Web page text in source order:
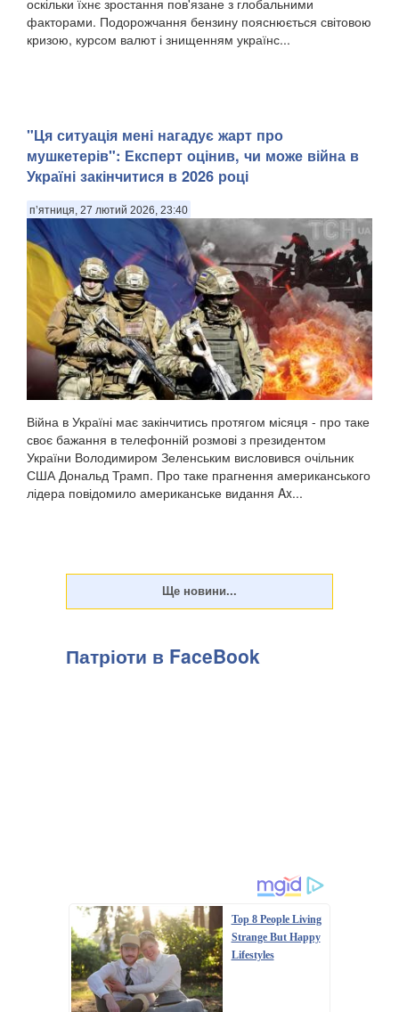
оскільки їхнє зростання пов'язане з глобальними
факторами. Подорожчання бензину пояснюється світовою
кризою, курсом валют і знищенням українс...
"Ця ситуація мені нагадує жарт про
мушкетерів": Експерт оцінив, чи може війна в
Україні закінчитися в 2026 році
п’ятниця, 27 лютий 2026, 23:40
Війна в Україні має закінчитись протягом місяця - про таке
своє бажання в телефонній розмові з президентом
України Володимиром Зеленським висловився очільник
США Дональд Трамп. Про таке прагнення американського
лідера повідомило американське видання Ax...
Патріоти в FaceBook
Top 8 People Living
Strange But Happy
Lifestyles